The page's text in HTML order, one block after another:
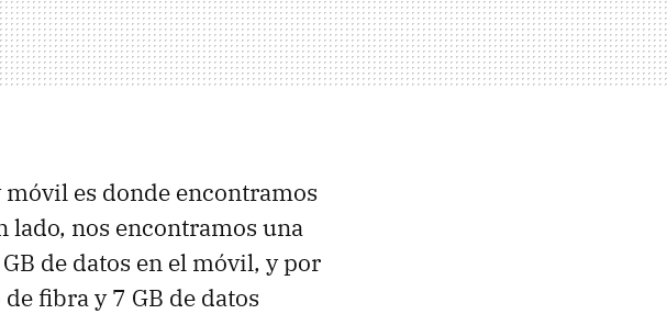
es donde encontramos
lado, nos encontramos una
de datos en el móvil, y por
fibra y 7 GB de datos